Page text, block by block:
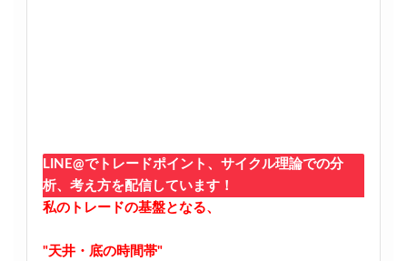
LINE@でトレードポイント、サイクル理論での分
析、考え方を配信しています！
私のトレードの基盤となる、
"天井・底の時間帯"